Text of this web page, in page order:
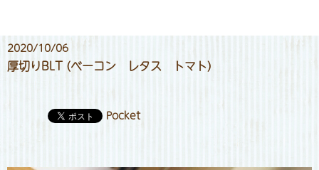
店舗情報
2020/10/06
厚切りBLT (ベーコン レタス トマト)
Pocket